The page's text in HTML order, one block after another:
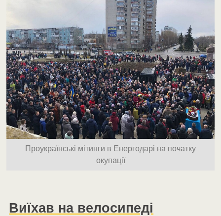
Проукраїнські мітинги в Енергодарі на початку
окупації
Виїхав на велосипеді